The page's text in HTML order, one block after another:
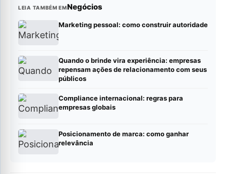
LEIA TAMBÉM EMNegócios
Marketing pessoal: como construir autoridade
Quando o brinde vira experiência: empresas
repensam ações de relacionamento com seus
públicos
Compliance internacional: regras para
empresas globais
Posicionamento de marca: como ganhar
relevância